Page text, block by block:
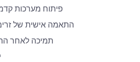
פיתוח מערכות
התאמה אישית של
תמיכה לאחר